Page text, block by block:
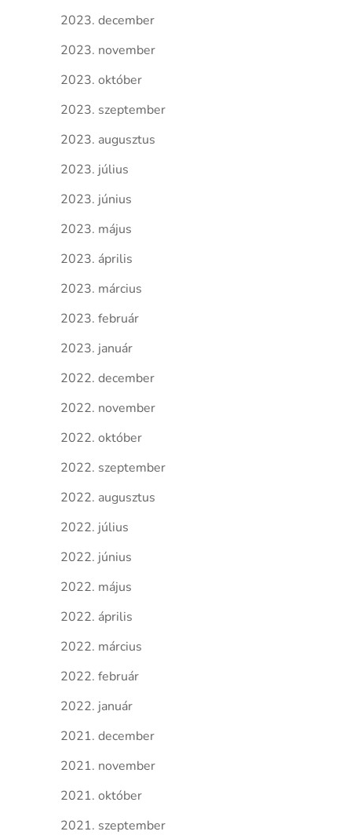
2023. december
2023. november
2023. október
2023. szeptember
2023. augusztus
2023. július
2023. június
2023. május
2023. április
2023. március
2023. február
2023. január
2022. december
2022. november
2022. október
2022. szeptember
2022. augusztus
2022. július
2022. június
2022. május
2022. április
2022. március
2022. február
2022. január
2021. december
2021. november
2021. október
2021. szeptember